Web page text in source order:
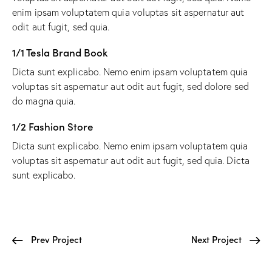
enim ipsam voluptatem quia voluptas sit aspernatur aut
odit aut fugit, sed quia.
1/1 Tesla Brand Book
Dicta sunt explicabo. Nemo enim ipsam voluptatem quia
voluptas sit aspernatur aut odit aut fugit, sed dolore sed
do magna quia.
1/2 Fashion Store
Dicta sunt explicabo. Nemo enim ipsam voluptatem quia
voluptas sit aspernatur aut odit aut fugit, sed quia. Dicta
sunt explicabo.
Prev Project Next Project